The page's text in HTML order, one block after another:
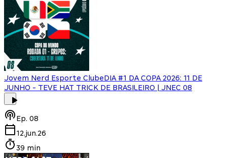
Jovem Nerd Esporte ClubeDIA #1 DA COPA 2026: 11 DE
JUNHO - TEVE HAT TRICK DE BRASILEIRO | JNEC 08
Ep. 08
12.jun.26
39 min